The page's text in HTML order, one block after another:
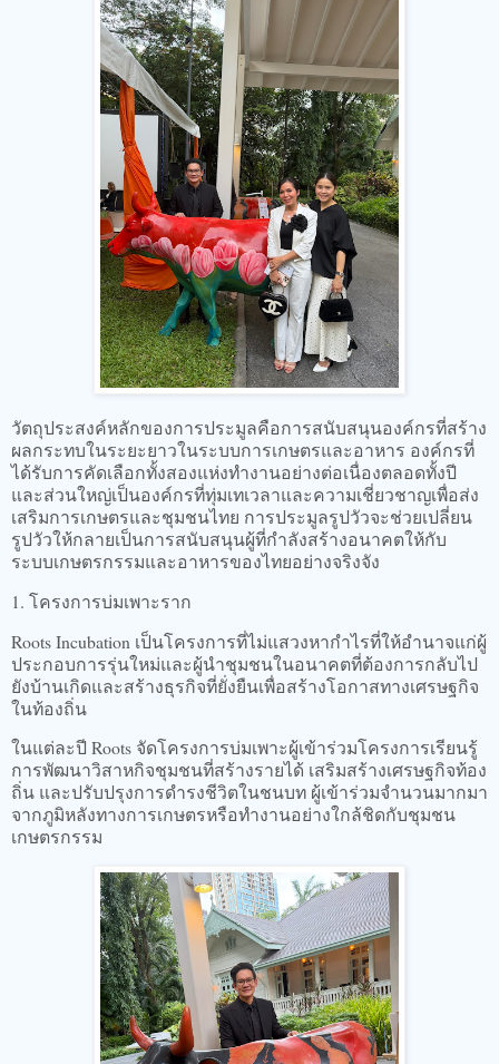
วัตถุประสงค์หลักของการประมูลคือการสนับสนุนองค์กรที่สร้าง
ผลกระทบในระยะยาวในระบบการเกษตรและอาหาร องค์กรที่
ได้รับการคัดเลือกทั้งสองแห่งทำงานอย่างต่อเนื่องตลอดทั้งปี
และส่วนใหญ่เป็นองค์กรที่ทุ่มเทเวลาและความเชี่ยวชาญเพื่อส่ง
เสริมการเกษตรและชุมชนไทย การประมูลรูปวัวจะช่วยเปลี่ยน
รูปวัวให้กลายเป็นการสนับสนุนผู้ที่กำลังสร้างอนาคตให้กับ
ระบบเกษตรกรรมและอาหารของไทยอย่างจริงจัง
1. โครงการบ่มเพาะราก
Roots Incubation เป็นโครงการที่ไม่แสวงหากำไรที่ให้อำนาจแก่ผู้
ประกอบการรุ่นใหม่และผู้นำชุมชนในอนาคตที่ต้องการกลับไป
ยังบ้านเกิดและสร้างธุรกิจที่ยั่งยืนเพื่อสร้างโอกาสทางเศรษฐกิจ
ในท้องถิ่น
ในแต่ละปี Roots จัดโครงการบ่มเพาะผู้เข้าร่วมโครงการเรียนรู้
การพัฒนาวิสาหกิจชุมชนที่สร้างรายได้ เสริมสร้างเศรษฐกิจท้อง
ถิ่น และปรับปรุงการดำรงชีวิตในชนบท ผู้เข้าร่วมจำนวนมากมา
จากภูมิหลังทางการเกษตรหรือทำงานอย่างใกล้ชิดกับชุมชน
เกษตรกรรม